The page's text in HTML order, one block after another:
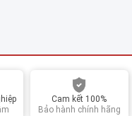
Cam kết 100%
Bảo hành chính hãng